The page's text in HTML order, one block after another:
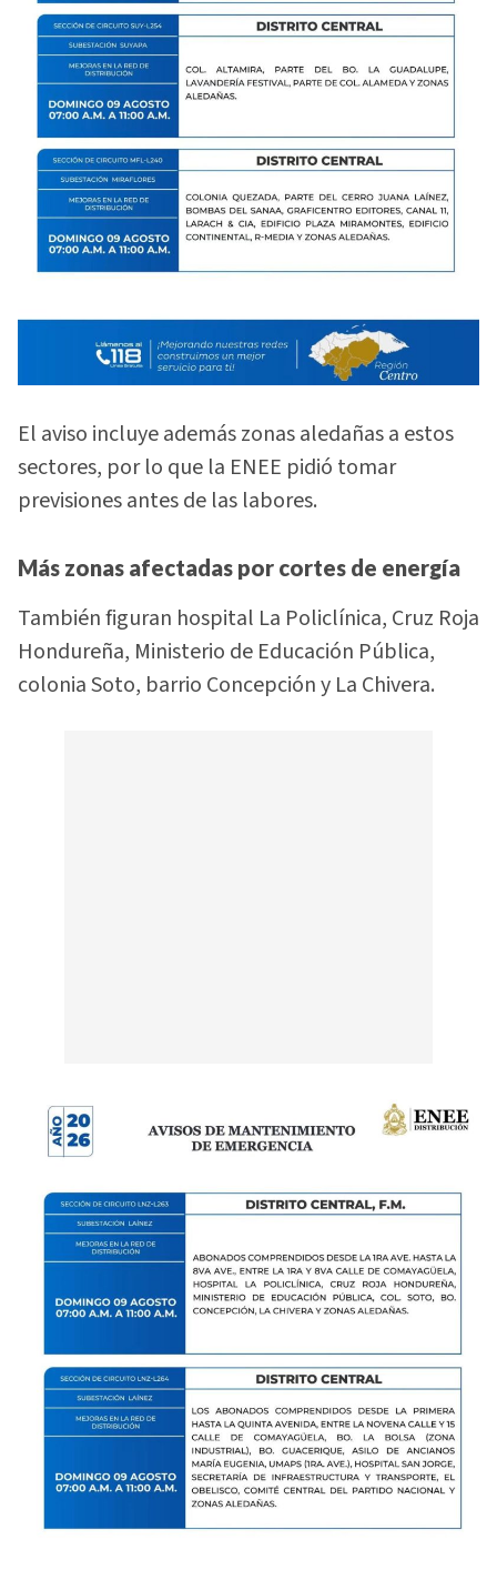
El aviso incluye además zonas aledañas a estos
sectores, por lo que la ENEE pidió tomar
previsiones antes de las labores.
Más zonas afectadas por cortes de energía
También figuran hospital La Policlínica, Cruz Roja
Hondureña, Ministerio de Educación Pública,
colonia Soto, barrio Concepción y La Chivera.